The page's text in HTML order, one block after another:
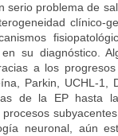
serio problema de
clínico-
su diagnóstico.
a los
Parkin, UCHL-1,
de la EP hasta
neuronal, aún